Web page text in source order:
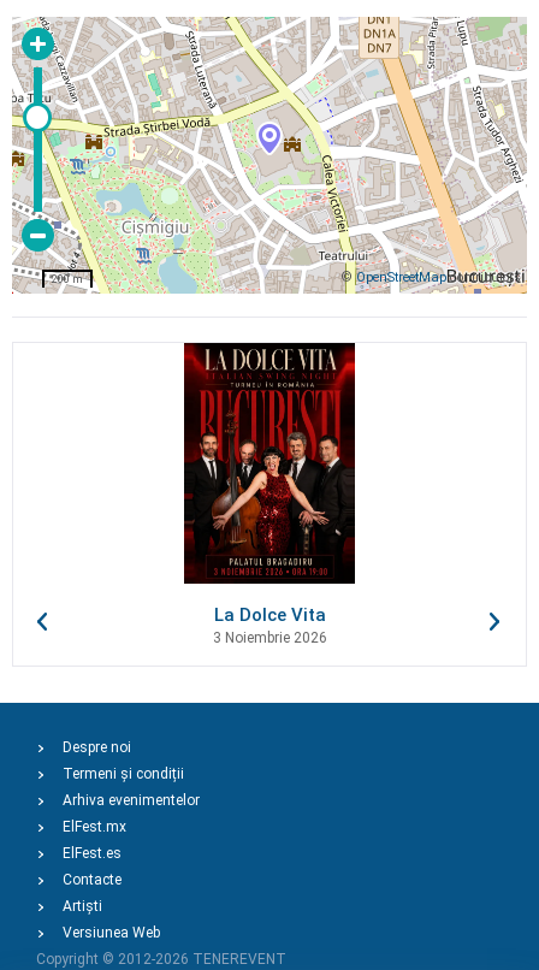
©OpenStreetMapcontributors
200 m
La Dolce Vita
3 Noiembrie 2026
Despre noi
Termeni și condiții
Arhiva evenimentelor
ElFest.mx
ElFest.es
Contacte
Artiști
Versiunea Web
Copyright © 2012-2026 TENEREVENT